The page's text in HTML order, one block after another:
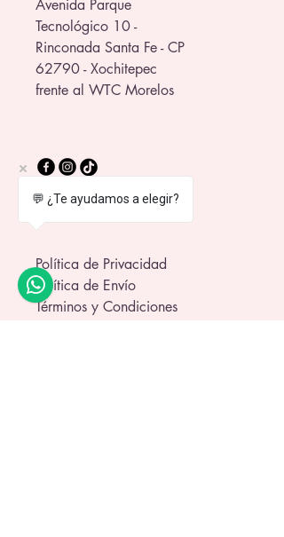
Avenida Parque
Tecnológico 10 -
Rinconada Santa Fe - CP
62790 - Xochitepec
frente al WTC Morelos
Política de Privacidad
Política de Envío
Términos y Condiciones
💬 ¿Te ayudamos a elegir?